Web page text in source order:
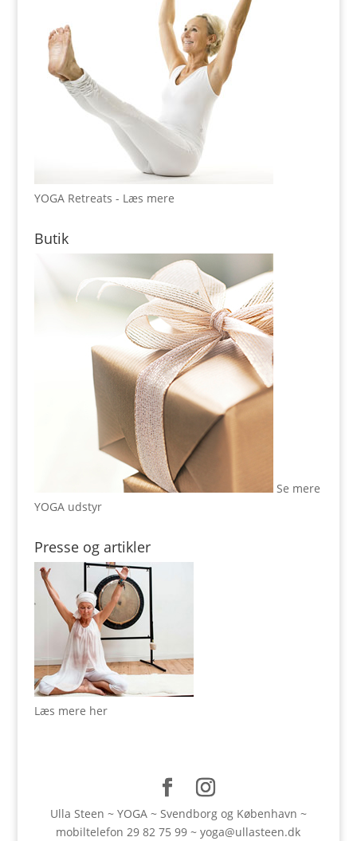
YOGA Retreats - Læs mere
Butik
Se mere
YOGA udstyr
Presse og artikler
Læs mere her
Ulla Steen ~ YOGA ~ Svendborg og København ~
mobiltelefon 29 82 75 99 ~yoga@ullasteen.dk